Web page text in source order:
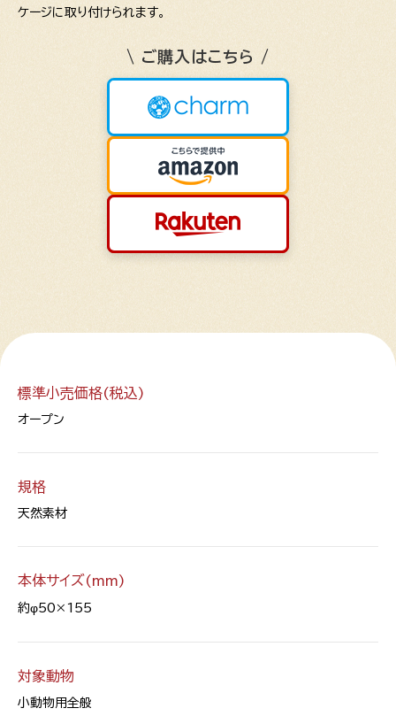
ケージに取り付けられます。
\ ご購入はこちら /
標準小売価格(税込)
オープン
規格
天然素材
本体サイズ(mm)
約φ50×155
対象動物
小動物用全般